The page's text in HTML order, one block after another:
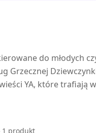
do młodych
Grzecznej
YA, które trafiają
1 produkt